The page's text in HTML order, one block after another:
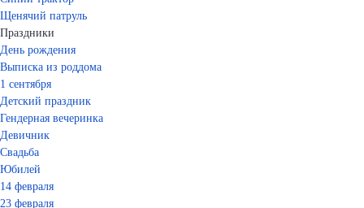
Щенячий патруль
Праздники
День рождения
Выписка из роддома
1 сентября
Детский праздник
Гендерная вечеринка
Девичник
Свадьба
Юбилей
14 февраля
23 февраля